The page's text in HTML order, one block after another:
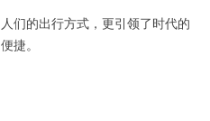
的出行方式，更引领了时代的
捷。